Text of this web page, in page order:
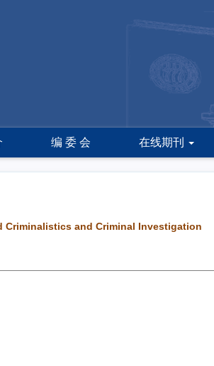
编 委 会 在线期刊
Criminalistics and Criminal Investigation